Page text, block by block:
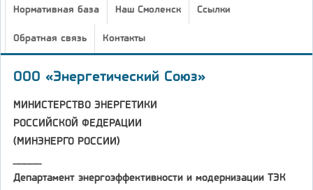
Нормативная база Наш Смоленск Ссылки
Обратная связь Контакты
ООО «Энергетический Союз»
МИНИСТЕРСТВО ЭНЕРГЕТИКИ
РОССИЙСКОЙ ФЕДЕРАЦИИ
(МИНЭНЕРГО РОССИИ)
Департамент энергоэффективности и модернизации ТЭК